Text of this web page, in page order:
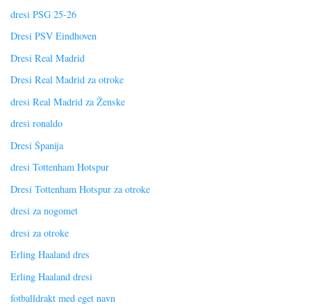
dresi PSG 25-26
Dresi PSV Eindhoven
Dresi Real Madrid
Dresi Real Madrid za otroke
dresi Real Madrid za Ženske
dresi ronaldo
Dresi Španija
dresi Tottenham Hotspur
Dresi Tottenham Hotspur za otroke
dresi za nogomet
dresi za otroke
Erling Haaland dres
Erling Haaland dresi
fotballdrakt med eget navn